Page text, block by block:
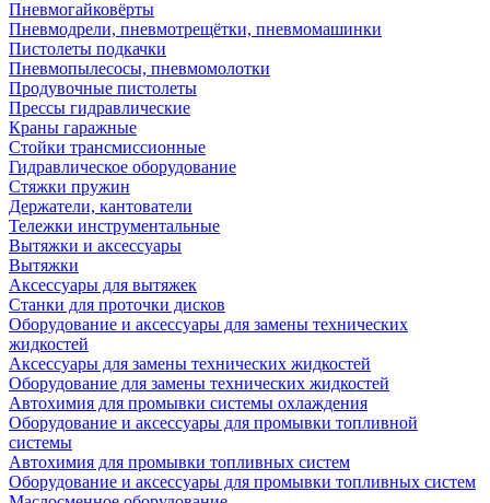
Пневмогайковёрты
Пневмодрели, пневмотрещётки, пневмомашинки
Пистолеты подкачки
Пневмопылесосы, пневмомолотки
Продувочные пистолеты
Прессы гидравлические
Краны гаражные
Стойки трансмиссионные
Гидравлическое оборудование
Стяжки пружин
Держатели, кантователи
Тележки инструментальные
Вытяжки и аксессуары
Вытяжки
Аксессуары для вытяжек
Станки для проточки дисков
Оборудование и аксессуары для замены технических
жидкостей
Аксессуары для замены технических жидкостей
Оборудование для замены технических жидкостей
Автохимия для промывки системы охлаждения
Оборудование и аксессуары для промывки топливной
системы
Автохимия для промывки топливных систем
Оборудование и аксессуары для промывки топливных систем